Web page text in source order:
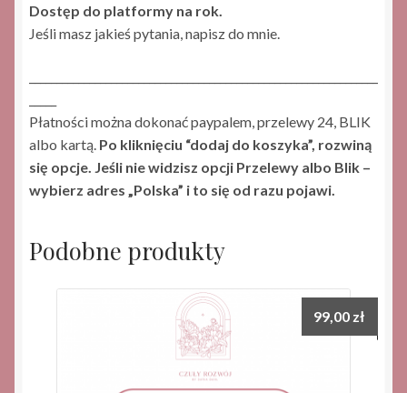
Dostęp do platformy na rok.
Jeśli masz jakieś pytania, napisz do mnie.
Płatności można dokonać paypalem, przelewy 24, BLIK
albo kartą. Po kliknięciu “dodaj do koszyka”, rozwiną
się opcje. Jeśli nie widzisz opcji Przelewy albo Blik –
wybierz adres „Polska” i to się od razu pojawi.
Podobne produkty
99,00 zł